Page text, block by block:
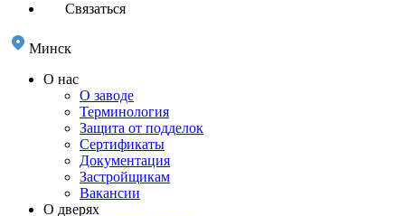
Связаться
Минск
О нас
О заводе
Терминология
Защита от подделок
Сертификаты
Документация
Застройщикам
Вакансии
О дверях